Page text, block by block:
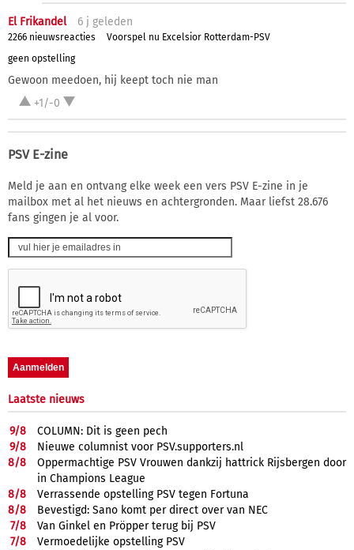
El Frikandel 6 j geleden
2266 nieuwsreacties
Voorspel nu Excelsior Rotterdam-PSV
geen opstelling
Gewoon meedoen, hij keept toch nie man
+1/-0
PSV E-zine
Meld je aan en ontvang elke week een vers PSV E-zine in je
mailbox met al het nieuws en achtergronden. Maar liefst 28.676
fans gingen je al voor.
Laatste nieuws
9/8
COLUMN: Dit is geen pech
9/8
Nieuwe columnist voor PSV.supporters.nl
8/8
Oppermachtige PSV Vrouwen dankzij hattrick Rijsbergen door
in Champions League
8/8
Verrassende opstelling PSV tegen Fortuna
8/8
Bevestigd: Sano komt per direct over van NEC
7/8
Van Ginkel en Pröpper terug bij PSV
7/8
Vermoedelijke opstelling PSV